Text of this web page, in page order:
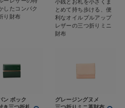
したコンパク
り財布
小銭とお札を小さくま
とめて持ち歩ける、便
利なオイルプルアップ
レザーの三つ折りミニ
財布
ン ボック
グレージングヌメ